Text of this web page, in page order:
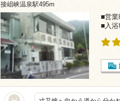
接岨峡温泉駅495m
■営
■入浴